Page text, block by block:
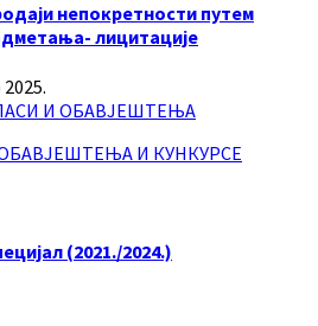
непокретности путем
лицитације
И ОБАВЈЕШТЕЊА
И КУНКУРСЕ
(2021./2024.)